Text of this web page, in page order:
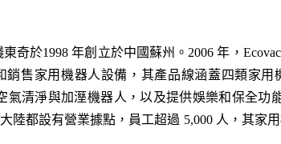
奇於1998 年創立於中國蘇州。2006 年，
銷售家用機器人設備，其產品線涵蓋四類家
氣清淨與加溼機器人，以及提供娛樂和保全功
陸都設有營業據點，員工超過 5,000 人，其家